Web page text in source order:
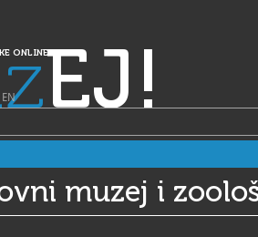
ONLINEEJ!
EN
muzej i